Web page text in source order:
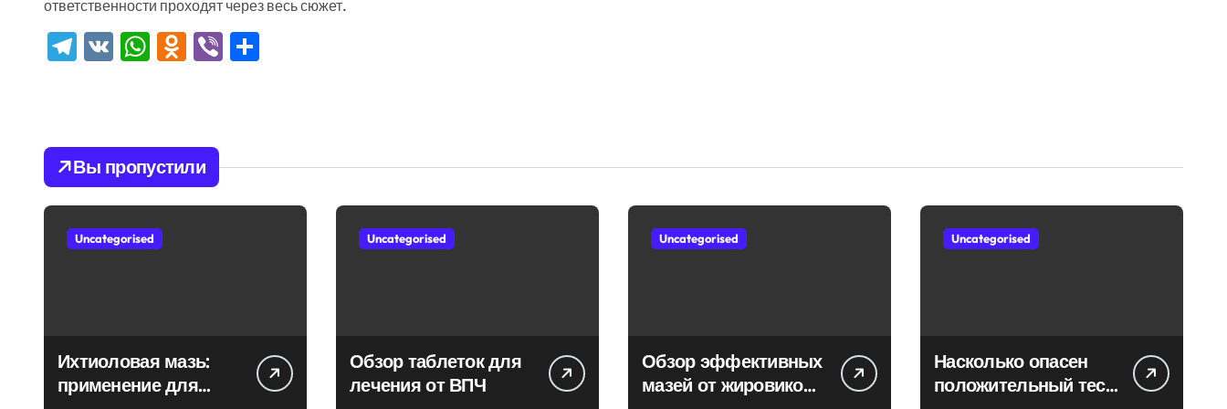
ответственности проходят через весь сюжет.
Telegram
VK WhatsApp
Odnoklassniki
Viber
Вы пропустили
Uncategorised
Ихтиоловая мазь:
применение для
Uncategorised
Обзор таблеток для
лечения от ВПЧ
Uncategorised
Обзор эффективных
мазей от жировиков
Uncategorised
Насколько опасен
положительный тест